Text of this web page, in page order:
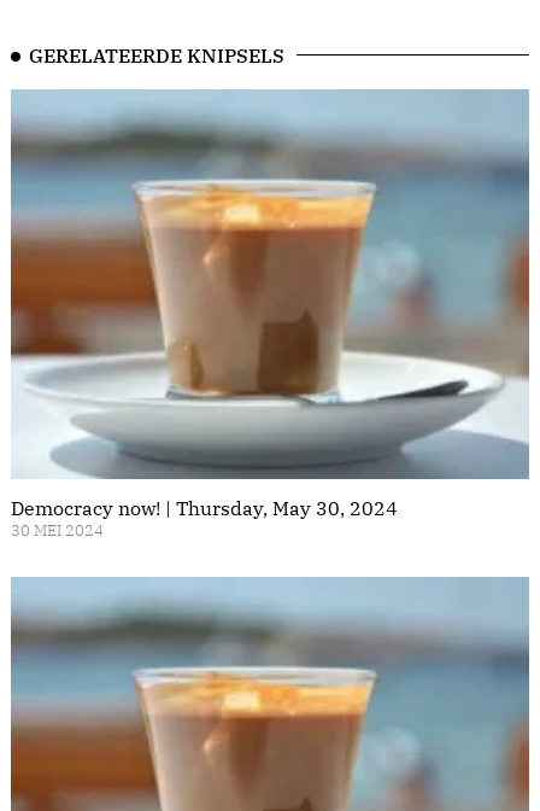
GERELATEERDE KNIPSELS
Democracy now! | Thursday, May 30, 2024
30 MEI 2024